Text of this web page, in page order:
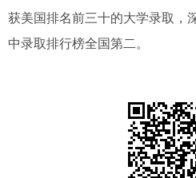
获美国排名前三十的大学录取，
中录取排行榜全国第二。